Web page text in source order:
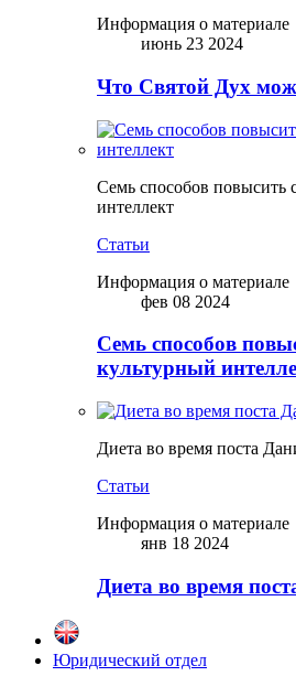
Информация о материале
июнь 23 2024
Что Святой Дух
Семь способов повысить
интеллект
Статьи
Информация о материале
фев 08 2024
Семь способов
культурный
Диета во время поста
Статьи
Информация о материале
янв 18 2024
Диета во время
Юридический отдел